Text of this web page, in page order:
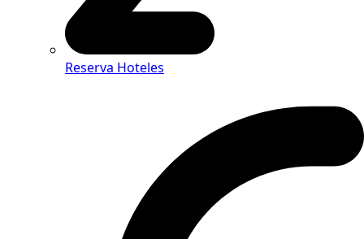
Reserva Hoteles